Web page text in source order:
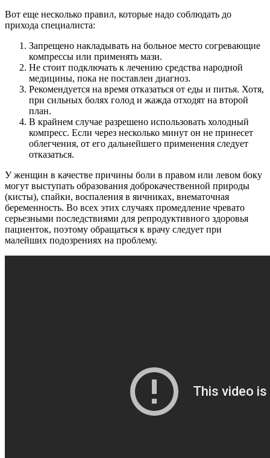
Вот еще несколько правил, которые надо соблюдать до
прихода специалиста:
Запрещено накладывать на больное место согревающие
компрессы или применять мази.
Не стоит подключать к лечению средства народной
медицины, пока не поставлен диагноз.
Рекомендуется на время отказаться от еды и питья. Хотя,
при сильных болях голод и жажда отходят на второй
план.
В крайнем случае разрешено использовать холодный
компресс. Если через несколько минут он не принесет
облегчения, от его дальнейшего применения следует
отказаться.
У женщин в качестве причины боли в правом или левом боку
могут выступать образования доброкачественной природы
(кисты), спайки, воспаления в яичниках, внематочная
беременность. Во всех этих случаях промедление чревато
серьезными последствиями для репродуктивного здоровья
пациенток, поэтому обращаться к врачу следует при
малейших подозрениях на проблему.